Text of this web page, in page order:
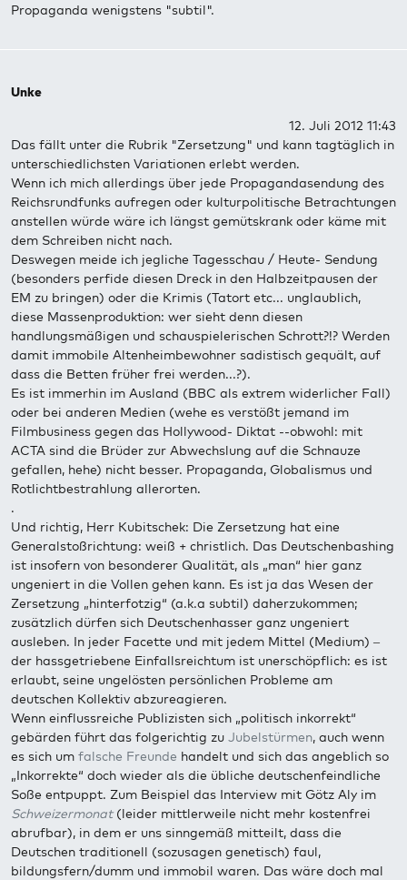
Propaganda wenigstens "subtil".
Unke
12. Juli 2012 11:43
Das fällt unter die Rubrik "Zersetzung" und kann tagtäglich in
unterschiedlichsten Variationen erlebt werden.
Wenn ich mich allerdings über jede Propagandasendung des
Reichsrundfunks aufregen oder kulturpolitische Betrachtungen
anstellen würde wäre ich längst gemütskrank oder käme mit
dem Schreiben nicht nach.
Deswegen meide ich jegliche Tagesschau / Heute- Sendung
(besonders perfide diesen Dreck in den Halbzeitpausen der
EM zu bringen) oder die Krimis (Tatort etc... unglaublich,
diese Massenproduktion: wer sieht denn diesen
handlungsmäßigen und schauspielerischen Schrott?!? Werden
damit immobile Altenheimbewohner sadistisch gequält, auf
dass die Betten früher frei werden...?).
Es ist immerhin im Ausland (BBC als extrem widerlicher Fall)
oder bei anderen Medien (wehe es verstößt jemand im
Filmbusiness gegen das Hollywood- Diktat --obwohl: mit
ACTA sind die Brüder zur Abwechslung auf die Schnauze
gefallen, hehe) nicht besser. Propaganda, Globalismus und
Rotlichtbestrahlung allerorten.
.
Und richtig, Herr Kubitschek: Die Zersetzung hat eine
Generalstoßrichtung: weiß + christlich. Das Deutschenbashing
ist insofern von besonderer Qualität, als „man“ hier ganz
ungeniert in die Vollen gehen kann. Es ist ja das Wesen der
Zersetzung „hinterfotzig“ (a.k.a subtil) daherzukommen;
zusätzlich dürfen sich Deutschenhasser ganz ungeniert
ausleben. In jeder Facette und mit jedem Mittel (Medium) –
der hassgetriebene Einfallsreichtum ist unerschöpflich: es ist
erlaubt, seine ungelösten persönlichen Probleme am
deutschen Kollektiv abzureagieren.
Wenn einflussreiche Publizisten sich „politisch inkorrekt“
gebärden führt das folgerichtig zu Jubelstürmen, auch wenn
es sich um falsche Freunde handelt und sich das angeblich so
„Inkorrekte“ doch wieder als die übliche deutschenfeindliche
Soße entpuppt. Zum Beispiel das Interview mit Götz Aly im
Schweizermonat(leider mittlerweile nicht mehr kostenfrei
abrufbar), in dem er uns sinngemäß mitteilt, dass die
Deutschen traditionell (sozusagen genetisch) faul,
bildungsfern/dumm und immobil waren. Das wäre doch mal